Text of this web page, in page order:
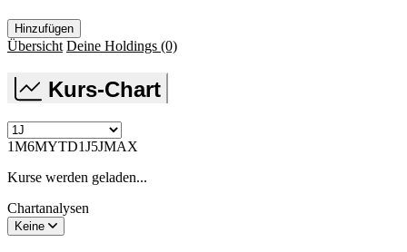
Hinzufügen
Übersicht Deine Holdings (0)
Kurs-Chart
1M6MYTD1J5JMAX
Kurse werden geladen...
Chartanalysen
Keine